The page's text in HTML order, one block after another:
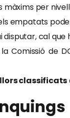
per
empatats
disputar, cal que
Comissió de
classificats